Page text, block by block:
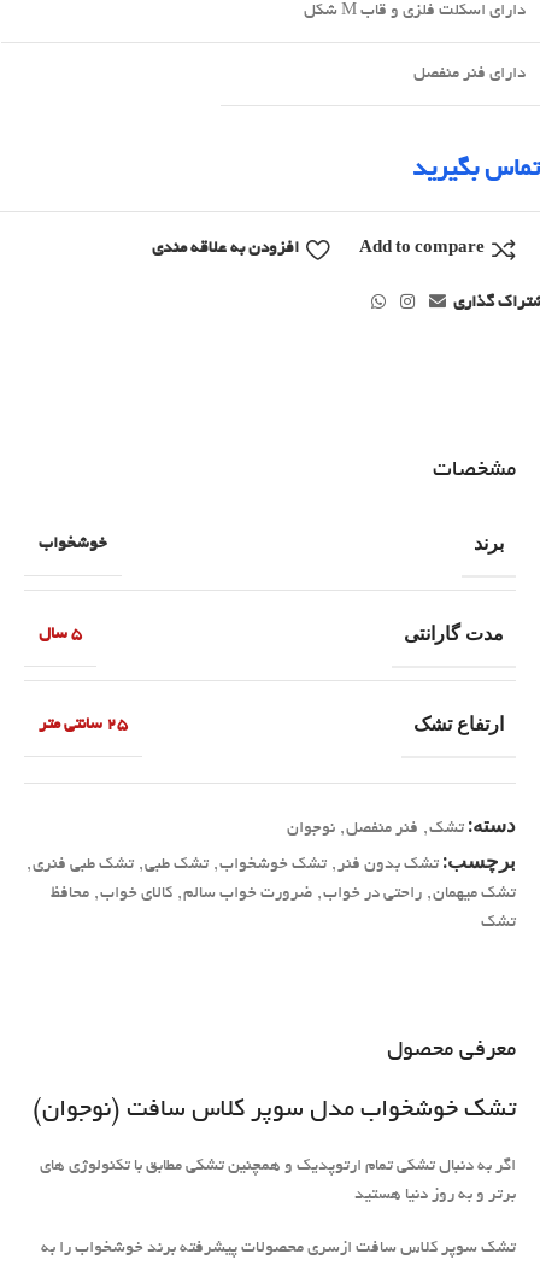
دارای اسکلت فلزی و قاب M شکل
دارای فنر منفصل
تماس بگیرید
Add to compare افزودن به علاقه مندی
گذاری
معرفی محصول
تشک خوشخواب مدل سوپر کلاس سافت (نوجوان)
اگر به دنبال تشکی تمام ارتوپدیک و همچنین تشکی مطابق با تکنولوژی های
برتر و به روز دنیا هستید
تشک سوپر کلاس سافت ازسری محصولات پیشرفته برند خوشخواب را به
مشخصات
برند خوشخواب
مدت گارانتی 5 سال
ارتفاع تشک 25 سانتی متر
دسته: تشک, فنر منفصل, نوجوان
برچسب: تشک بدون فنر , تشک خوشخواب, تشک طبی, تشک طبی فنری,
تشک میهمان, راحتی در خواب, ضرورت خواب سالم, کالای خواب, محافظ
تشک